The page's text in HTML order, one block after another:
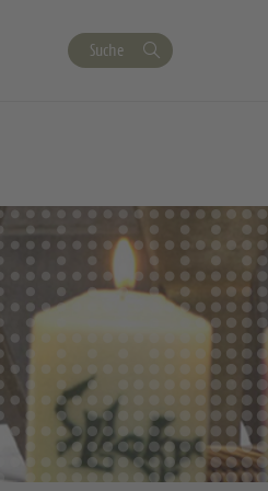
Suche